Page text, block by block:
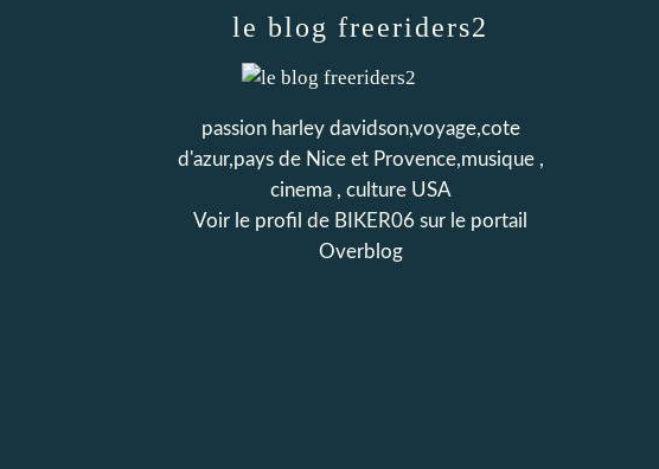
le blog freeriders2
passion harley davidson,voyage,cote
d'azur,pays de Nice et Provence,musique ,
cinema , culture USA
Voir le profil de BIKER06 sur le portail
Overblog